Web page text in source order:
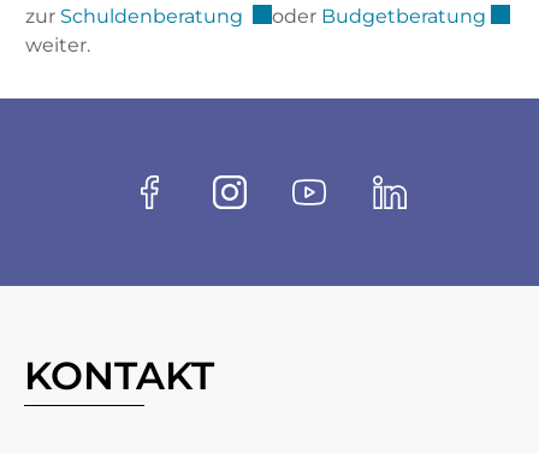
zur Schuldenberatung Externer Link wird in einem
oder Budgetberatung
weiter.
Socials
FacebookInstagramYoutubeLinkedin
KONTAKT